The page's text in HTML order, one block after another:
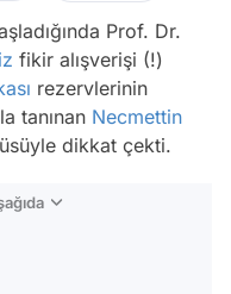
Prof. Dr.
fikir alışverişi (!)
rezervlerinin
tanınan Necmettin
dikkat çekti.